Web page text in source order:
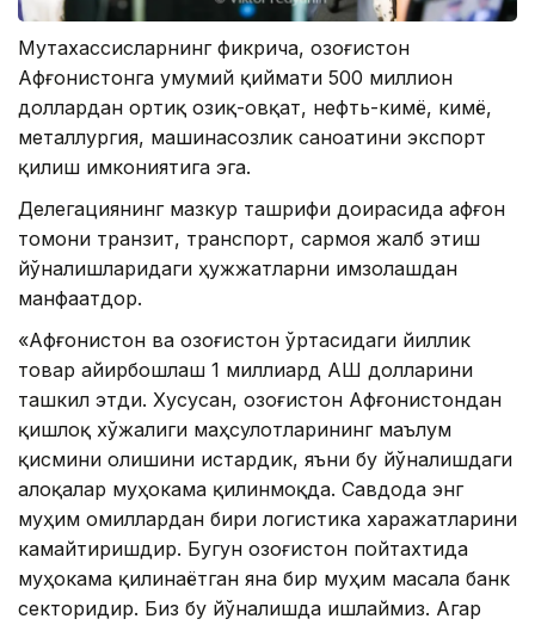
Мутахассисларнинг фикрича, Қозоғистон
Афғонистонга умумий қиймати 500 миллион
доллардан ортиқ озиқ-овқат, нефть-кимё, кимё,
металлургия, машинасозлик саноатини экспорт
қилиш имкониятига эга.
Делегациянинг мазкур ташрифи доирасида афғон
томони транзит, транспорт, сармоя жалб этиш
йўналишларидаги ҳужжатларни имзолашдан
манфаатдор.
«Афғонистон ва Қозоғистон ўртасидаги йиллик
товар айирбошлаш 1 миллиард АҚШ долларини
ташкил этди. Хусусан, Қозоғистон Афғонистондан
қишлоқ хўжалиги маҳсулотларининг маълум
қисмини олишини истардик, яъни бу йўналишдаги
алоқалар муҳокама қилинмоқда. Савдода энг
муҳим омиллардан бири логистика харажатларини
камайтиришдир. Бугун Қозоғистон пойтахтида
муҳокама қилинаётган яна бир муҳим масала банк
секторидир. Биз бу йўналишда ишлаймиз. Агар